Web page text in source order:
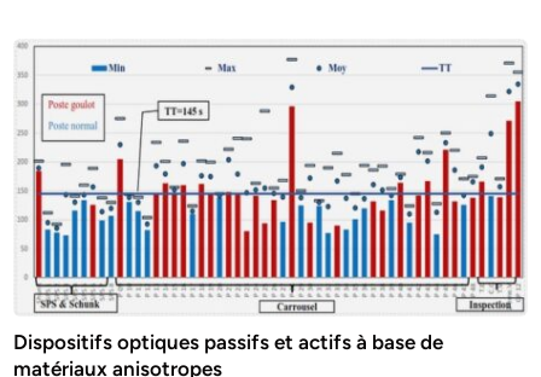
Dispositifs optiques passifs et actifs à base de
matériaux anisotropes